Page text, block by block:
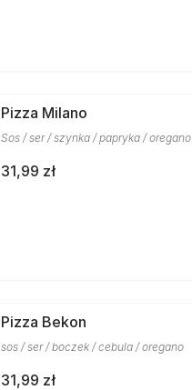
Pizza Milano
Sos / ser / szynka / papryka / oregano
31,99 zł
Pizza Bekon
sos / ser / boczek / cebula / oregano
31,99 zł